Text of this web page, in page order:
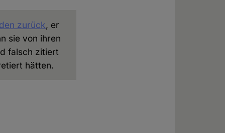
zurück, er
sie von ihren
falsch zitiert
hätten.